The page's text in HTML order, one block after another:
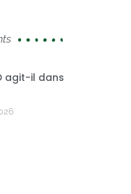
agit-il dans